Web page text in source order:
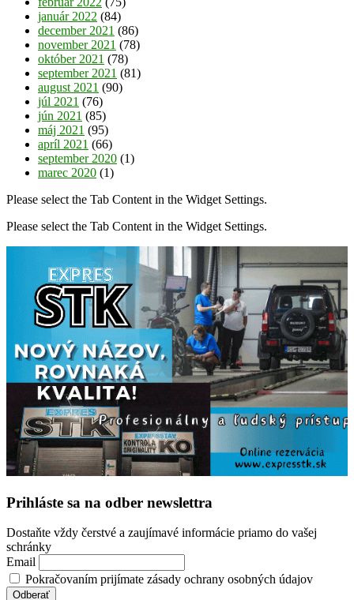
január 2022 (84)
december 2021 (86)
november 2021 (78)
október 2021 (78)
september 2021 (81)
august 2021 (90)
júl 2021 (76)
jún 2021 (85)
máj 2021 (95)
apríl 2021 (66)
september 2020 (1)
marec 2020 (1)
Please select the Tab Content in the Widget Settings.
Please select the Tab Content in the Widget Settings.
Prihláste sa na odber newslettra
Dostaňte vždy čerstvé a zaujímavé informácie priamo do vašej
schránky
Email
Pokračovaním prijímate zásady ochrany osobných údajov